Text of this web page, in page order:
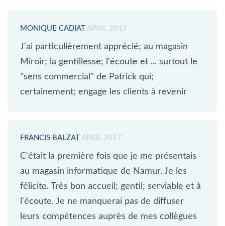
MONIQUE CADIAT APRIL 2017
J'ai particulièrement apprécié; au magasin
Miroir; la gentillesse; l'écoute et ... surtout le
"sens commercial" de Patrick qui;
certainement; engage les clients à revenir
FRANCIS BALZAT APRIL 2017
C'était la première fois que je me présentais
au magasin informatique de Namur. Je les
félicite. Très bon accueil; gentil; serviable et à
l'écoute. Je ne manquerai pas de diffuser
leurs compétences auprès de mes collègues